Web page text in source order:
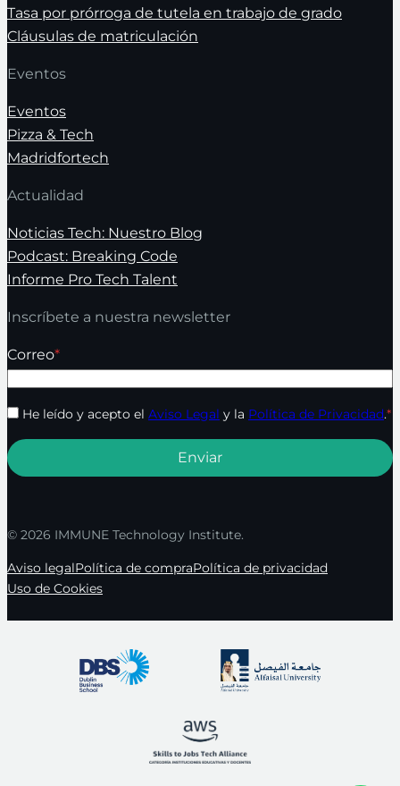
Tasa por prórroga de tutela en trabajo de grado
Cláusulas de matriculación
Eventos
Eventos
Pizza & Tech
Madridfortech
Actualidad
Noticias Tech: Nuestro Blog
Podcast: Breaking Code
Informe Pro Tech Talent
Inscríbete a nuestra newsletter
Correo*
He leído y acepto el Aviso Legal y la Política de Privacidad.*
© 2026 IMMUNE Technology Institute.
Aviso legalPolítica de compraPolítica de privacidad
Uso de Cookies